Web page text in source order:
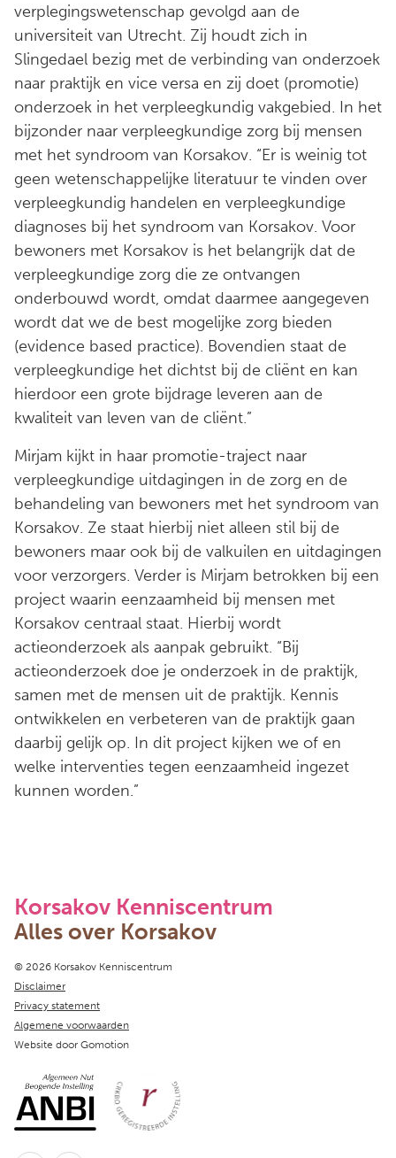
verplegingswetenschap gevolgd aan de
universiteit van Utrecht. Zij houdt zich in
Slingedael bezig met de verbinding van onderzoek
naar praktijk en vice versa en zij doet (promotie)
onderzoek in het verpleegkundig vakgebied. In het
bijzonder naar verpleegkundige zorg bij mensen
met het syndroom van Korsakov. “Er is weinig tot
geen wetenschappelijke literatuur te vinden over
verpleegkundig handelen en verpleegkundige
diagnoses bij het syndroom van Korsakov. Voor
bewoners met Korsakov is het belangrijk dat de
verpleegkundige zorg die ze ontvangen
onderbouwd wordt, omdat daarmee aangegeven
wordt dat we de best mogelijke zorg bieden
(evidence based practice). Bovendien staat de
verpleegkundige het dichtst bij de cliënt en kan
hierdoor een grote bijdrage leveren aan de
kwaliteit van leven van de cliënt.”
Mirjam kijkt in haar promotie-traject naar
verpleegkundige uitdagingen in de zorg en de
behandeling van bewoners met het syndroom van
Korsakov. Ze staat hierbij niet alleen stil bij de
bewoners maar ook bij de valkuilen en uitdagingen
voor verzorgers. Verder is Mirjam betrokken bij een
project waarin eenzaamheid bij mensen met
Korsakov centraal staat. Hierbij wordt
actieonderzoek als aanpak gebruikt. “Bij
actieonderzoek doe je onderzoek in de praktijk,
samen met de mensen uit de praktijk. Kennis
ontwikkelen en verbeteren van de praktijk gaan
daarbij gelijk op. In dit project kijken we of en
welke interventies tegen eenzaamheid ingezet
kunnen worden.”
Korsakov Kenniscentrum
Alles over Korsakov
Copyright navigation
© 2026 Korsakov Kenniscentrum
Disclaimer
Privacy statement
Algemene voorwaarden
Website door Gomotion